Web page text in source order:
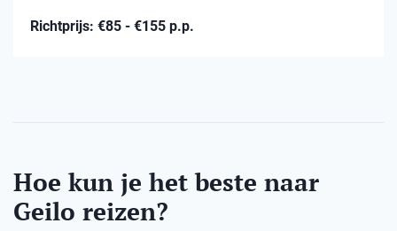
Richtprijs: €85 - €155 p.p.
Hoe kun je het beste naar
Geilo reizen?